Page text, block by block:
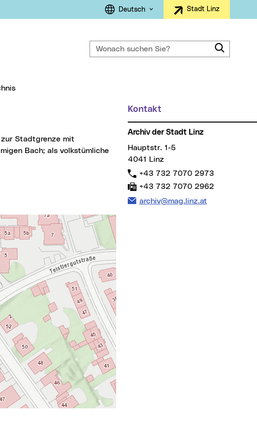
Sprachauswahl
Deutsch Stadt Linz
Wonach suchen Sie?
(aktueller Menüpunkt)
Bach; als volkstümliche
Weitere Informationen
Kontakt
Archiv der Stadt Linz
Hauptstr. 1-5
4041 Linz
Telefon:
+43 732 7070 2973
Fax:
+43 732 7070 2962
E-Mail Adresse:
archiv@mag.linz.at